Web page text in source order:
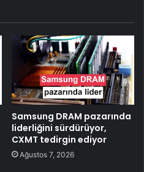
Samsung DRAM pazarında
liderliğini sürdürüyor,
CXMT tedirgin ediyor
Ağustos 7, 2026